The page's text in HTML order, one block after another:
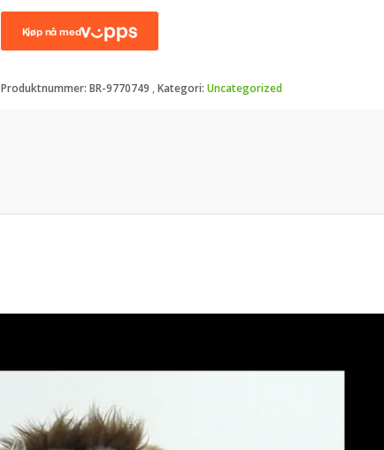
bamse
antall
Produktnummer: BR-9770749 Kategori: Uncategorized